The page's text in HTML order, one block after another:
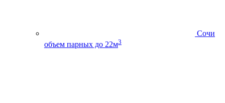
Сочи
объем парных до 22м3